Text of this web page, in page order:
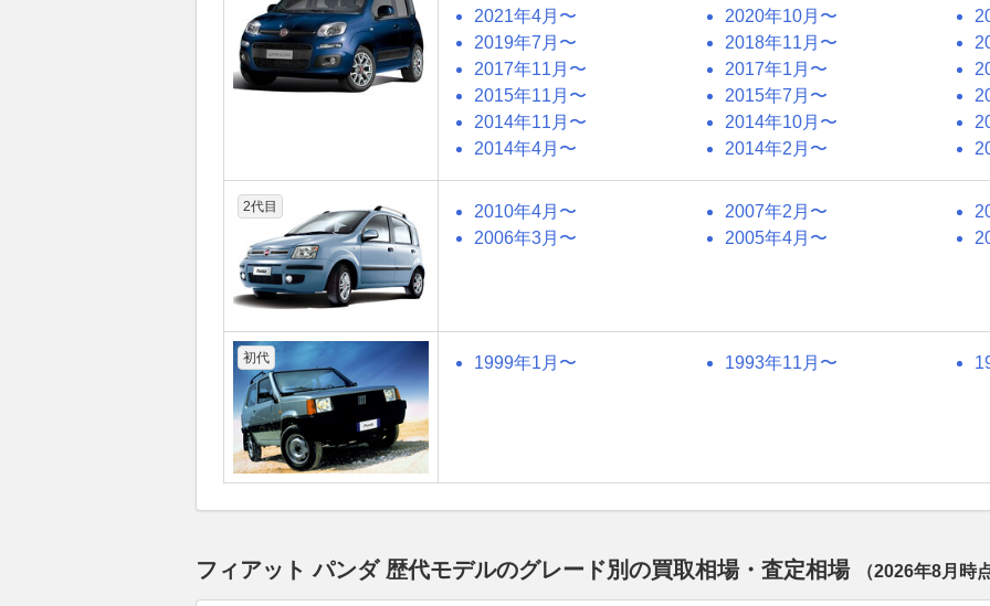
2021年4月〜
2020年10月〜
2019年7月〜
2018年11月〜
2017年11月〜
2017年1月〜
2015年11月〜
2015年7月〜
2014年11月〜
2014年10月〜
2014年4月〜
2014年2月〜
2代目 2010年4月〜 2007年2月〜
2006年3月〜
2005年4月〜
初代 1999年1月〜 1993年11月〜
フィアット パンダ 歴代モデルのグレード別の買取相場・査定相場 （2026年8月 時